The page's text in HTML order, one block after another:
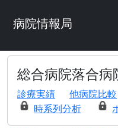
病院情報局
総合病院落合病
診療実績 他病院比較
時系列分析